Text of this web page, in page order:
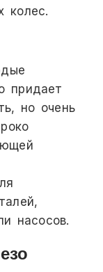
колес.
придает
но очень
насосов.